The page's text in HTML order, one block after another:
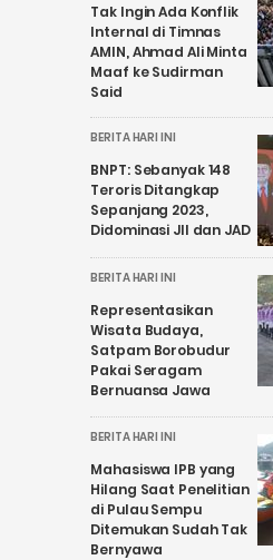
Tak Ingin Ada Konflik
Internal di Timnas
AMIN, Ahmad Ali Minta
Maaf ke Sudirman
Said
BERITA HARI INI
BNPT: Sebanyak 148
Teroris Ditangkap
Sepanjang 2023,
Didominasi JII dan JAD
BERITA HARI INI
Representasikan
Wisata Budaya,
Satpam Borobudur
Pakai Seragam
Bernuansa Jawa
BERITA HARI INI
Mahasiswa IPB yang
Hilang Saat Penelitian
di Pulau Sempu
Ditemukan Sudah Tak
Bernyawa